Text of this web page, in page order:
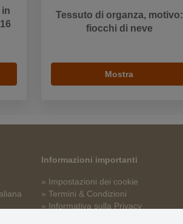
in
Tessuto di organza, motivo:
fiocchi di neve
Mostra
Informazioni importanti
» Impostazioni dei cookie
» Termini & Condizioni
» Informativa sulla Privacy